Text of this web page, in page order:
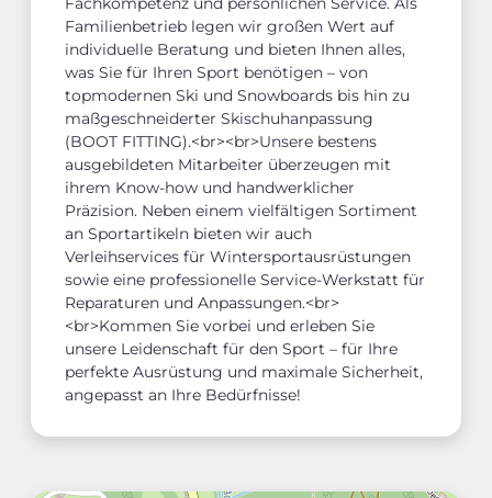
Familienbetrieb legen wir großen Wert auf
individuelle Beratung und bieten Ihnen alles,
was Sie für Ihren Sport benötigen – von
topmodernen Ski und Snowboards bis hin zu
maßgeschneiderter Skischuhanpassung
(BOOT FITTING).<br><br>Unsere bestens
ausgebildeten Mitarbeiter überzeugen mit
ihrem Know-how und handwerklicher
Präzision. Neben einem vielfältigen Sortiment
an Sportartikeln bieten wir auch
Verleihservices für Wintersportausrüstungen
sowie eine professionelle Service-Werkstatt für
Reparaturen und Anpassungen.<br>
<br>Kommen Sie vorbei und erleben Sie
unsere Leidenschaft für den Sport – für Ihre
perfekte Ausrüstung und maximale Sicherheit,
angepasst an Ihre Bedürfnisse!